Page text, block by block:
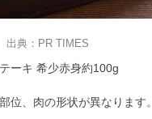
出典：PR TIMES
ーキ 希少赤身約100g
位、肉の形状が異なります。